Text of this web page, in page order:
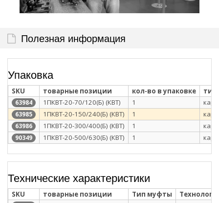
Полезная информация
Упаковка
SKU товарные позиции кол-во в упаковке тип
63984 1ПКВТ-20-70/120(Б) (КВТ) 1
63985 1ПКВТ-20-150/240(Б) (КВТ) 1
63986 1ПКВТ-20-300/400(Б) (КВТ) 1
90349 1ПКВТ-20-500/630(Б) (КВТ) 1
Технические характеристики
SKU товарные позиции Тип муфты